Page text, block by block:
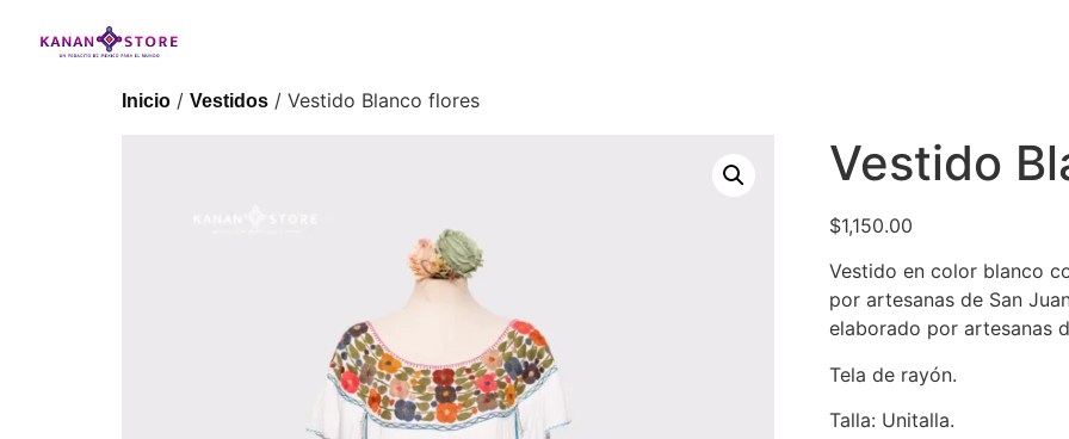
Inicio / Vestidos / Vestido Blanco flores
Vestido
$1,150.00
Vestido en color blanco
por artesanas de San
elaborado por artesanas
Tela de rayón.
Talla: Unitalla.